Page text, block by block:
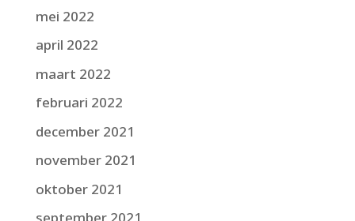
mei 2022
april 2022
maart 2022
februari 2022
december 2021
november 2021
oktober 2021